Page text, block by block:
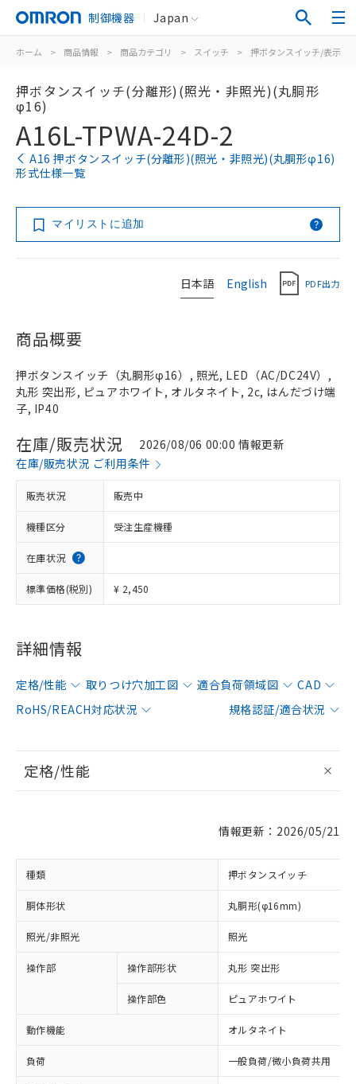
制御機器 Japan
ホーム > 商品情報 > 商品カテゴリ > スイッチ > 押ボタンスイッチ/表示灯
押ボタンスイッチ(分離形)(照光・非照光)(丸胴形
φ16)
A16L-TPWA-24D-2
A16 押ボタンスイッチ(分離形)(照光・非照光)(丸胴形φ16)
形式仕様一覧
マイリストに追加
日本語 English PDF出力
商品概要
押ボタンスイッチ（丸胴形φ16）, 照光, LED（AC/DC24V）,
丸形 突出形, ピュアホワイト, オルタネイト, 2c, はんだづけ端
子, IP40
在庫/販売状況
2026/08/06 00:00 情報更新
在庫/販売状況 ご利用条件
販売状況 販売中
機種区分 受注生産機種
在庫状況
標準価格(税別) ¥ 2,450
詳細情報
定格/性能 取りつけ穴加工図 適合負荷領域図
CAD
RoHS/REACH対応状況
規格認証/適合状況
定格/性能
情報更新：2026/05/21
種類 押ボタンスイッチ
胴体形状 丸胴形(φ16mm)
照光/非照光 照光
操作部 操作部形状 丸形 突出形
操作部色 ピュアホワイト
動作機能 オルタネイト
負荷 一般負荷/微小負荷共用